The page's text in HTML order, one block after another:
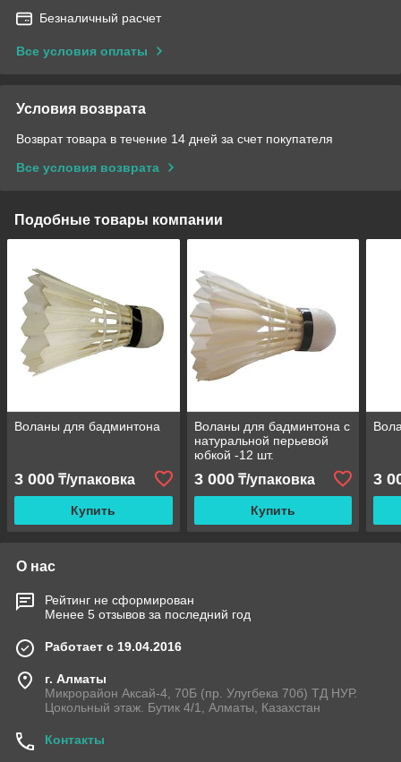
Безналичный расчет
Все условия оплаты
Условия возврата
Возврат товара в течение 14 дней за счет покупателя
Все условия возврата
Подобные товары компании
Воланы для бадминтона
3 000 ₸/упаковка
Купить
Воланы для бадминтона с
натуральной перьевой
юбкой -12 шт.
3 000₸/упаковка
Купить
3
О нас
Рейтинг не сформирован
Менее 5 отзывов за последний год
Работает с 19.04.2016
г. Алматы
Микрорайон Аксай-4, 70Б (пр. Улугбека 70б) ТД НУР.
Цокольный этаж. Бутик 4/1, Алматы, Казахстан
Контакты